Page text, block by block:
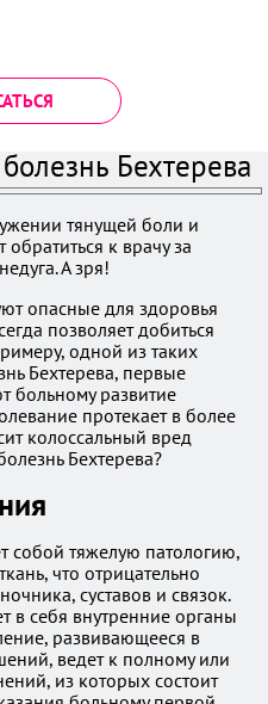
Бехтерева
тянущей боли и
к врачу за
А зря!
опасные для здоровья
позволяет добиться
одной из таких
Бехтерева, первые
больному развитие
протекает в более
колоссальный вред
Бехтерева?
собой тяжелую патологию,
что отрицательно
суставов и связок.
в себя внутренние органы
развивающееся в
ведет к полному или
из которых состоит